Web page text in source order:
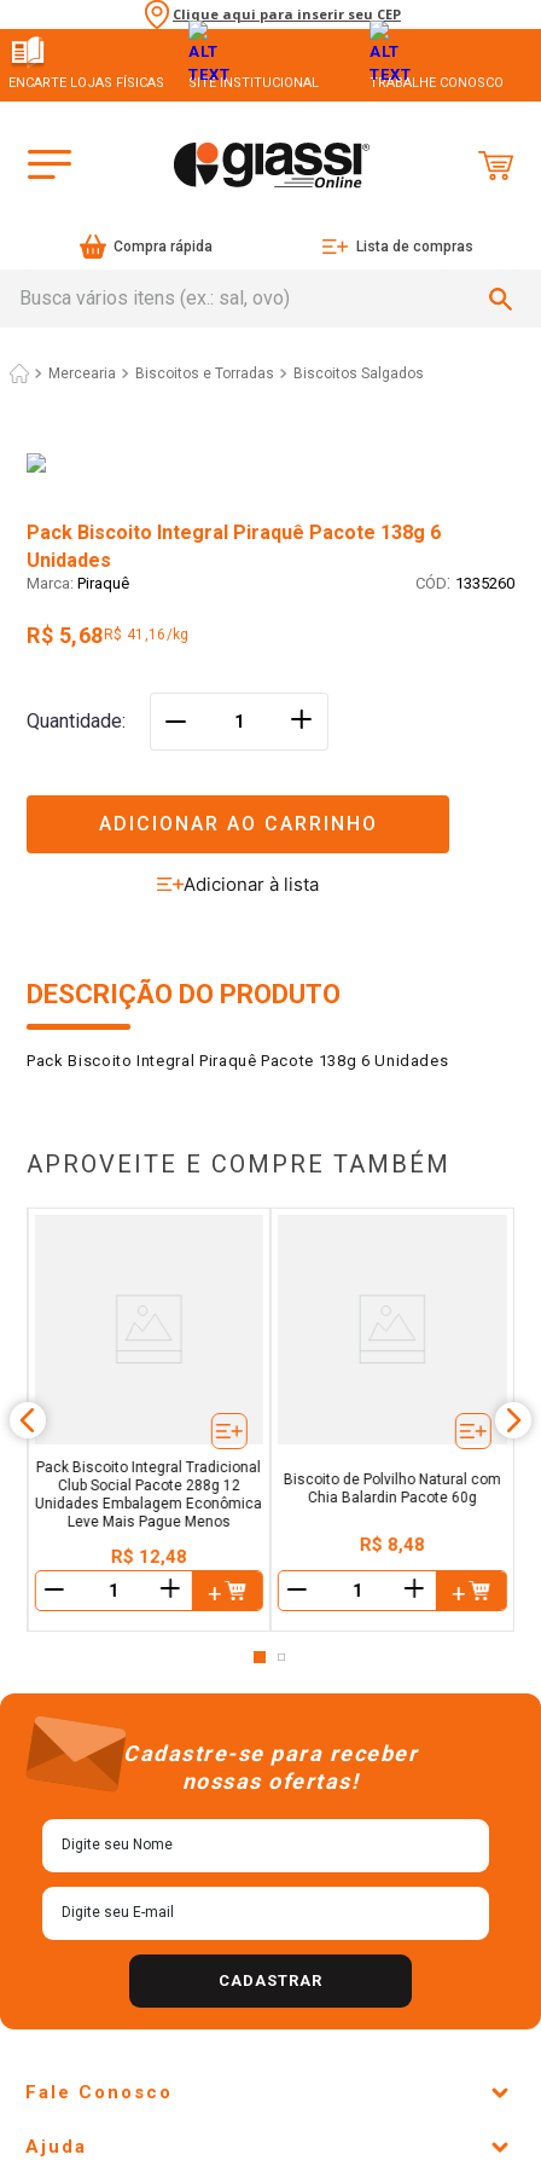
Clique aqui para inserir seu CEP
ENCARTE LOJAS FÍSICAS SITE INSTITUCIONAL TRABALHE CONOSCO
Compra rápida Lista de compras
Mercearia Biscoitos e Torradas Biscoitos Salgados
Pack Biscoito Integral Piraquê Pacote 138g 6
Unidades
Piraquê : 1335260
R$ 5,68 R$ 41,16/kg
Quantidade ＋
ADICIONAR AO CARRINHO
DESCRIÇÃO DO PRODUTO
Pack Biscoito Integral Piraquê Pacote 138g 6 Unidades
APROVEITE E COMPRE TAMBÉM
Pack Biscoito Integral Tradicional
Club Social Pacote 288g 12
Unidades Embalagem Econômica
Leve Mais Pague Menos
R$ 12,48
＋
Biscoito de Polvilho Natural com
Chia Balardin Pacote 60g
R$ 8,48
＋
Cadastre-se para receber
nossas ofertas!
CADASTRAR
Fale Conosco
Lojas Físicas e Horários
Ajuda